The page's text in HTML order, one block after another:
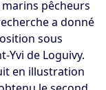
pêcheurs
a donné
sous
Yvi de Loguivy.
en illustration